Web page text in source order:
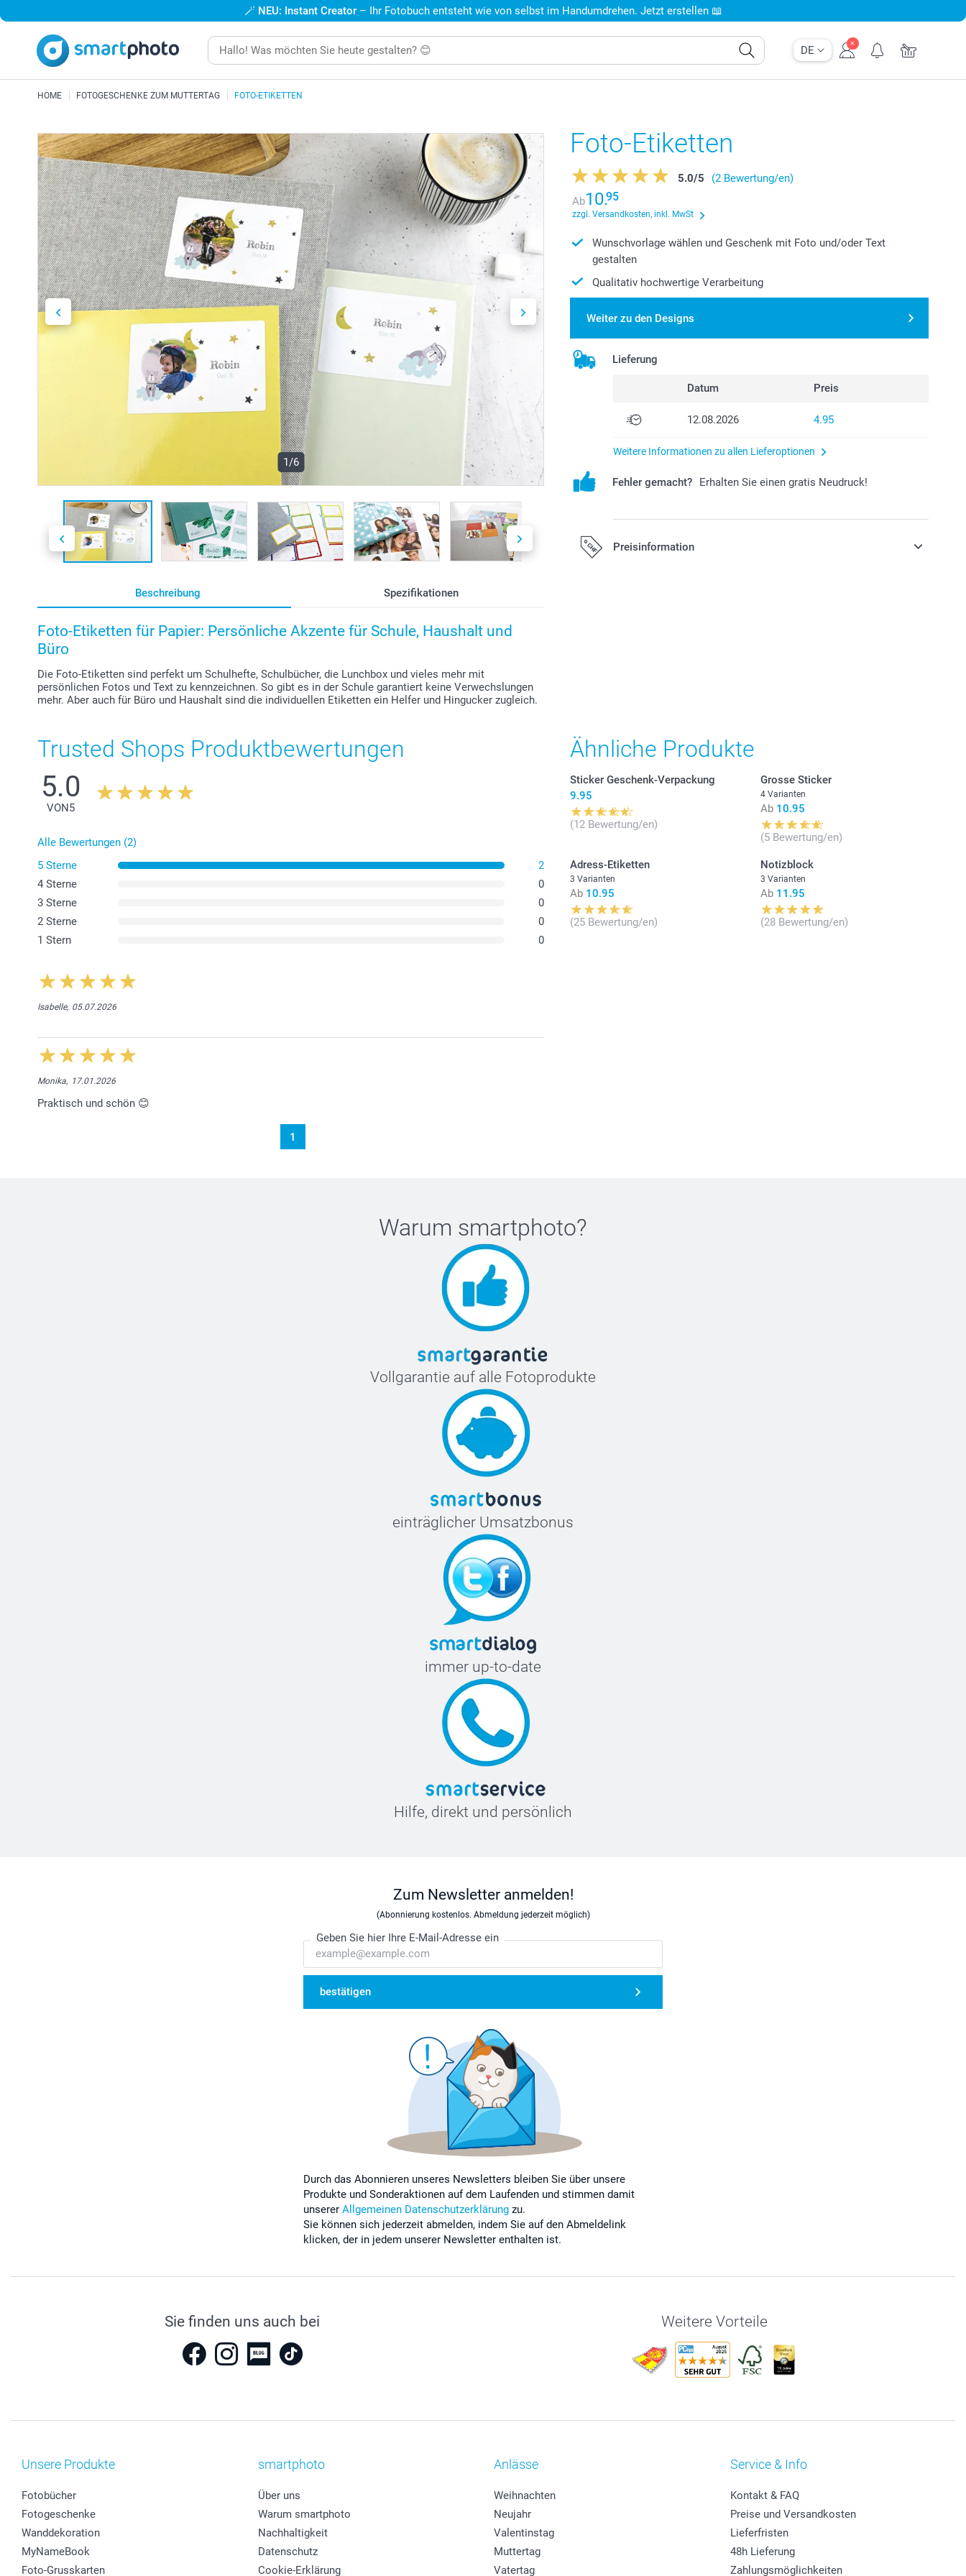
DE
🪄 NEU: Instant Creator – Ihr Fotobuch entsteht wie von selbst im Handumdrehen. Jetzt erstellen 📖
HOME FOTOGESCHENKE ZUM MUTTERTAG FOTO-ETIKETTEN
1/6
Beschreibung Spezifikationen
Foto-Etiketten für Papier: Persönliche Akzente für Schule, Haushalt und
Büro
Die Foto-Etiketten sind perfekt um Schulhefte, Schulbücher, die Lunchbox und vieles mehr mit
persönlichen Fotos und Text zu kennzeichnen. So gibt es in der Schule garantiert keine Verwechslungen
mehr. Aber auch für Büro und Haushalt sind die individuellen Etiketten ein Helfer und Hingucker zugleich.
Foto-Etiketten
5.0/5
(2 Bewertung/en)
Ab10.95
zzgl. Versandkosten, inkl. MwSt
Wunschvorlage wählen und Geschenk mit Foto und/oder Text
gestalten
Qualitativ hochwertige Verarbeitung
Weiter zu den Designs
Lieferung
Datum Preis
12.08.2026 4.95
Weitere Informationen zu allen Lieferoptionen
Fehler gemacht? Erhalten Sie einen gratis Neudruck!
Preisinformation
Trusted Shops Produktbewertungen
5.0
VON5
Alle Bewertungen (2)
5 Sterne
2
4 Sterne
0
3 Sterne
0
2 Sterne
0
1 Stern
0
Isabelle, 05.07.2026
Monika, 17.01.2026
Praktisch und schön 😊
1
Ähnliche Produkte
Sticker Geschenk-Verpackung
9.95
(12 Bewertung/en)
Grosse Sticker
4 Varianten
Ab 10.95
(5 Bewertung/en)
Adress-Etiketten
3 Varianten
Ab 10.95
(25 Bewertung/en)
Notizblock
3 Varianten
Ab 11.95
(28 Bewertung/en)
Warum smartphoto?
Vollgarantie auf alle Fotoprodukte
einträglicher Umsatzbonus
immer up-to-date
Hilfe, direkt und persönlich
Zum Newsletter anmelden!
(Abonnierung kostenlos. Abmeldung jederzeit möglich)
Geben Sie hier Ihre E-Mail-Adresse ein
bestätigen
Durch das Abonnieren unseres Newsletters bleiben Sie über unsere
Produkte und Sonderaktionen auf dem Laufenden und stimmen damit
unserer Allgemeinen Datenschutzerklärung zu.
Sie können sich jederzeit abmelden, indem Sie auf den Abmeldelink
klicken, der in jedem unserer Newsletter enthalten ist.
Sie finden uns auch bei Weitere Vorteile
Unsere Produkte
Fotobücher
Fotogeschenke
Wanddekoration
MyNameBook
Foto-Grusskarten
smartphoto
Über uns
Warum smartphoto
Nachhaltigkeit
Datenschutz
Cookie-Erklärung
Anlässe
Weihnachten
Neujahr
Valentinstag
Muttertag
Vatertag
Service & Info
Kontakt & FAQ
Preise und Versandkosten
Lieferfristen
48h Lieferung
Zahlungsmöglichkeiten